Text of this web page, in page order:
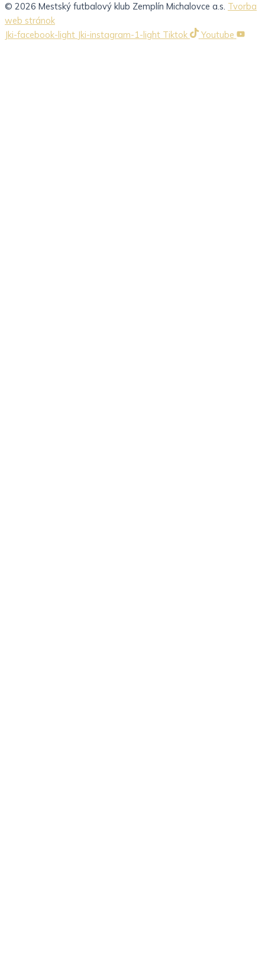
© 2026 Mestský futbalový klub Zemplín Michalovce a.s. Tvorba
web stránok
Jki-facebook-light Jki-instagram-1-light Tiktok Youtube